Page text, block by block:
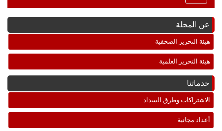
Navigation
عن المجلة
هيئة التحرير الصحفية
هيئة التحرير العلمية
خدماتنا
الاشتراكات وطرق السداد
أعداد مجانية